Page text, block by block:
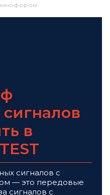
в
сигналов с
— это передовые
сигналов с